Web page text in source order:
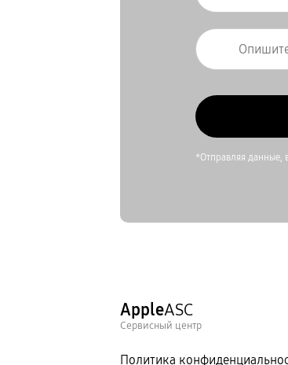
*Отправляя данные,
AppleASC
Сервисный центр
Политика